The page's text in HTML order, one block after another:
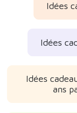
Idées
Idées
Idées
ans